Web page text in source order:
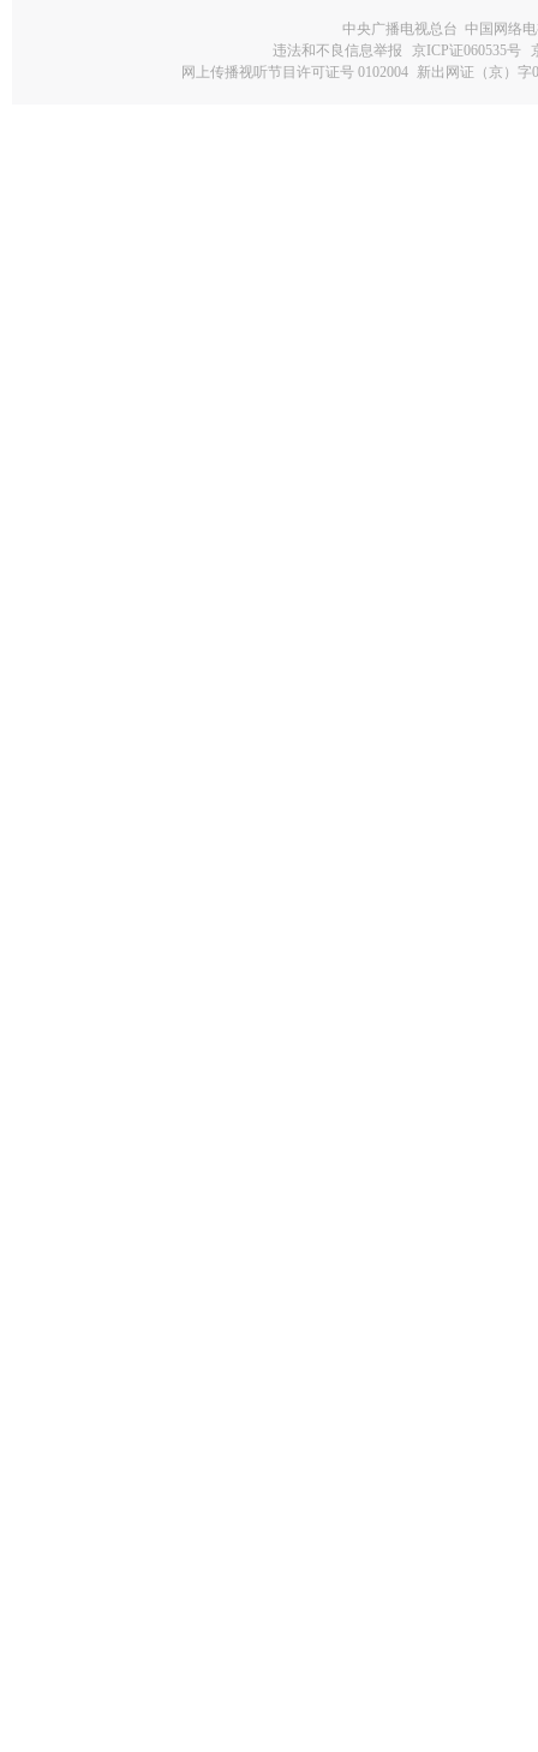
中央广播电视总台 中国网络
违法和不良信息举报
京ICP证060535号
网上传播视听节目许可证号 0102004 新出网证（京）